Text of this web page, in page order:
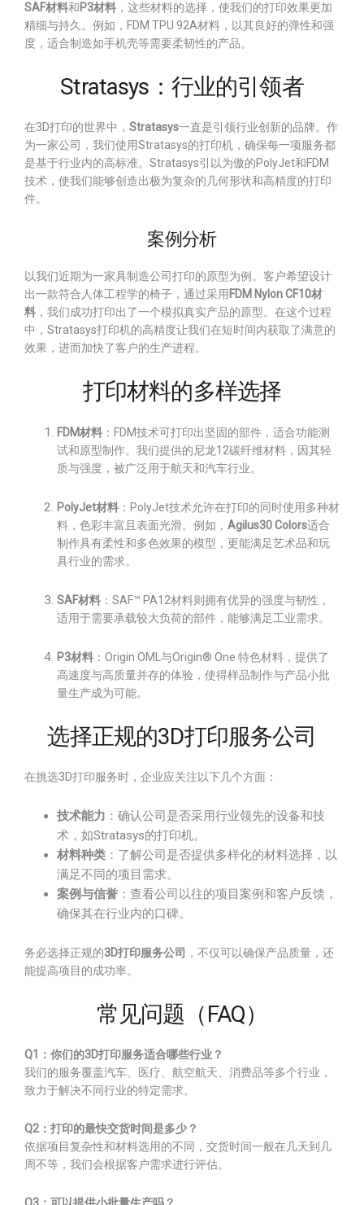
SAF材料和P3材料 ，这些材料的选择，使我们的打印效果更加
精细与持久。例如，FDM TPU 92A材料，以其良好的弹性和强
度，适合制造如手机壳等需要柔韧性的产品。
Stratasys：行业的引领者
在3D打印的世界中， Stratasys一直是引领行业创新的品牌。作
为一家公司，我们使用Stratasys的打印机，确保每一项服务都
是基于行业内的高标准。Stratasys引以为傲的PolyJet和FDM
技术，使我们能够创造出极为复杂的几何形状和高精度的打印
件。
案例分析
以我们近期为一家具制造公司打印的原型为例。客户希望设计
出一款符合人体工程学的椅子，通过采用 FDM Nylon CF10材
料 ，我们成功打印出了一个模拟真实产品的原型。在这个过程
中，Stratasys打印机的高精度让我们在短时间内获取了满意的
效果，进而加快了客户的生产进程。
打印材料的多样选择
FDM材料 ：FDM技术可打印出坚固的部件，适合功能测
试和原型制作。我们提供的尼龙12碳纤维材料，因其轻
质与强度，被广泛用于航天和汽车行业。
PolyJet材料 ：PolyJet技术允许在打印的同时使用多种材
料，色彩丰富且表面光滑。例如， Agilus30 Colors适合
制作具有柔性和多色效果的模型，更能满足艺术品和玩
具行业的需求。
SAF材料 ：SAF™ PA12材料则拥有优异的强度与韧性，
适用于需要承载较大负荷的部件，能够满足工业需求。
P3材料 ：Origin OML与Origin® One 特色材料，提供了
高速度与高质量并存的体验，使得样品制作与产品小批
量生产成为可能。
选择正规的3D打印服务公司
在挑选3D打印服务时，企业应关注以下几个方面：
技术能力 ：确认公司是否采用行业领先的设备和技
术，如Stratasys的打印机。
材料种类 ：了解公司是否提供多样化的材料选择，以
满足不同的项目需求。
案例与信誉 ：查看公司以往的项目案例和客户反馈，
确保其在行业内的口碑。
务必选择正规的3D打印服务公司 ，不仅可以确保产品质量，还
能提高项目的成功率。
常见问题（FAQ）
Q1：你们的3D打印服务适合哪些行业？
我们的服务覆盖汽车、医疗、航空航天、消费品等多个行业，
致力于解决不同行业的特定需求。
Q2：打印的最快交货时间是多少？
依据项目复杂性和材料选用的不同，交货时间一般在几天到几
周不等，我们会根据客户需求进行评估。